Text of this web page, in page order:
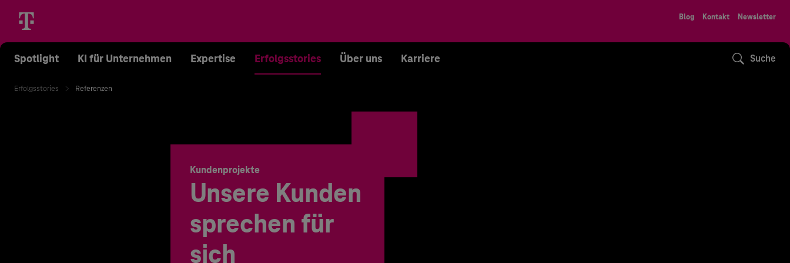
Blog Kontakt Newsletter
Spotlight KI für Unternehmen Expertise Erfolgsstories Über uns Karriere Suche
Erfolgsstories Referenzen
Kundenprojekte
Unsere Kunden
sprechen für
sich